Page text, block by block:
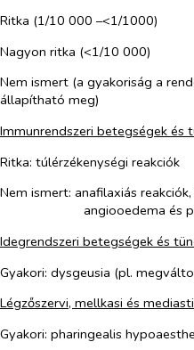
Ritka (1/10 000 –<1/1000)
Nagyon ritka (<1/10 000)
Nem ismert (a gyakoriság a
állapítható meg)
Immunrendszeri betegségek és
Ritka: túlérzékenységi reakciók
Nem ismert: anafilaxiás
angiooedema és
Idegrendszeri betegségek és
Gyakori: dysgeusia (pl.
Légzőszervi, mellkasi és
Gyakori: pharingealis